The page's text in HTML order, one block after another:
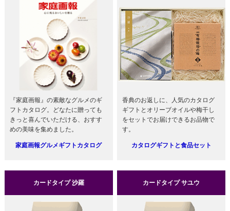
『家庭画報』の素敵なグルメのギ
フトカタログ。どなたに贈っても
きっと喜んでいただける、おすす
めの美味を集めました。
家庭画報グルメギフトカタログ
香典のお返しに、人気のカタログ
ギフトとオリーブオイルや梅干し
をセットでお届けできるお品物で
す。
カタログギフトと食品セット
カードタイプ 沙羅 カードタイプ サユウ